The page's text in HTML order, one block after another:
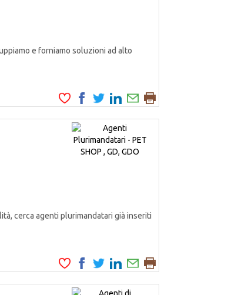
e forniamo soluzioni ad alto
cerca agenti plurimandatari già inseriti